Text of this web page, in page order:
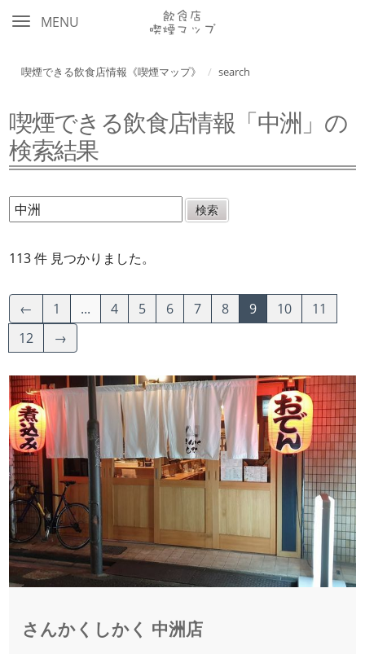
MENU
喫煙できる飲食店情報《喫煙マップ》 search
喫煙できる飲食店情報「中洲」の
検索結果
113 件 見つかりました。
← 1 ... 4 5 6 7 8 9 10
11
12
→
さんかくしかく 中洲店